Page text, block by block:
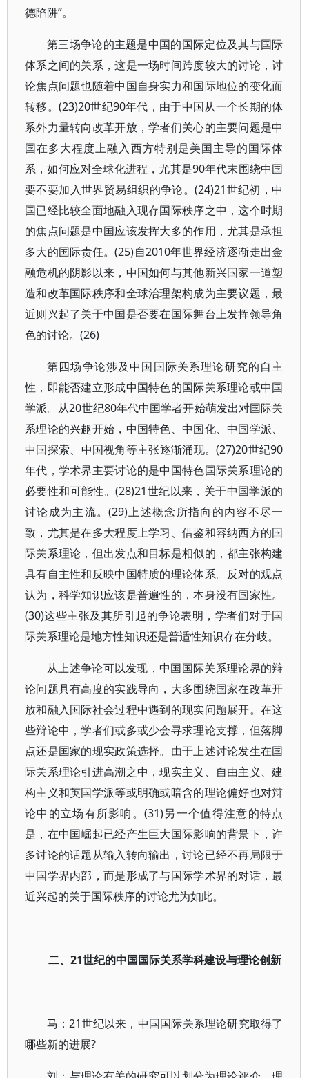
德陷阱”。
第三场争论的主题是中国的国际定位及其与国际
体系之间的关系，这是一场时间跨度较大的讨论，讨
论焦点问题也随着中国自身实力和国际地位的变化而
转移。(23)20世纪90年代，由于中国从一个长期的体
系外力量转向改革开放，学者们关心的主要问题是中
国在多大程度上融入西方特别是美国主导的国际体
系，如何应对全球化进程，尤其是90年代末围绕中国
要不要加入世界贸易组织的争论。(24)21世纪初，中
国已经比较全面地融入现存国际秩序之中，这个时期
的焦点问题是中国应该发挥大多的作用，尤其是承担
多大的国际责任。(25)自2010年世界经济逐渐走出金
融危机的阴影以来，中国如何与其他新兴国家一道塑
造和改革国际秩序和全球治理架构成为主要议题，最
近则兴起了关于中国是否要在国际舞台上发挥领导角
色的讨论。(26)
第四场争论涉及中国国际关系理论研究的自主
性，即能否建立形成中国特色的国际关系理论或中国
学派。从20世纪80年代中国学者开始萌发出对国际关
系理论的兴趣开始，中国特色、中国化、中国学派、
中国探索、中国视角等主张逐渐涌现。(27)20世纪90
年代，学术界主要讨论的是中国特色国际关系理论的
必要性和可能性。(28)21世纪以来，关于中国学派的
讨论成为主流。(29)上述概念所指向的内容不尽一
致，尤其是在多大程度上学习、借鉴和容纳西方的国
际关系理论，但出发点和目标是相似的，都主张构建
具有自主性和反映中国特质的理论体系。反对的观点
认为，科学知识应该是普遍性的，本身没有国家性。
(30)这些主张及其所引起的争论表明，学者们对于国
际关系理论是地方性知识还是普适性知识存在分歧。
从上述争论可以发现，中国国际关系理论界的辩
论问题具有高度的实践导向，大多围绕国家在改革开
放和融入国际社会过程中遇到的现实问题展开。在这
些辩论中，学者们或多或少会寻求理论支撑，但落脚
点还是国家的现实政策选择。由于上述讨论发生在国
际关系理论引进高潮之中，现实主义、自由主义、建
构主义和英国学派等或明确或暗含的理论偏好也对辩
论中的立场有所影响。(31)另一个值得注意的特点
是，在中国崛起已经产生巨大国际影响的背景下，许
多讨论的话题从输入转向输出，讨论已经不再局限于
中国学界内部，而是形成了与国际学术界的对话，最
近兴起的关于国际秩序的讨论尤为如此。
二、21世纪的中国国际关系学科建设与理论创新
马：21世纪以来，中国国际关系理论研究取得了
哪些新的进展?